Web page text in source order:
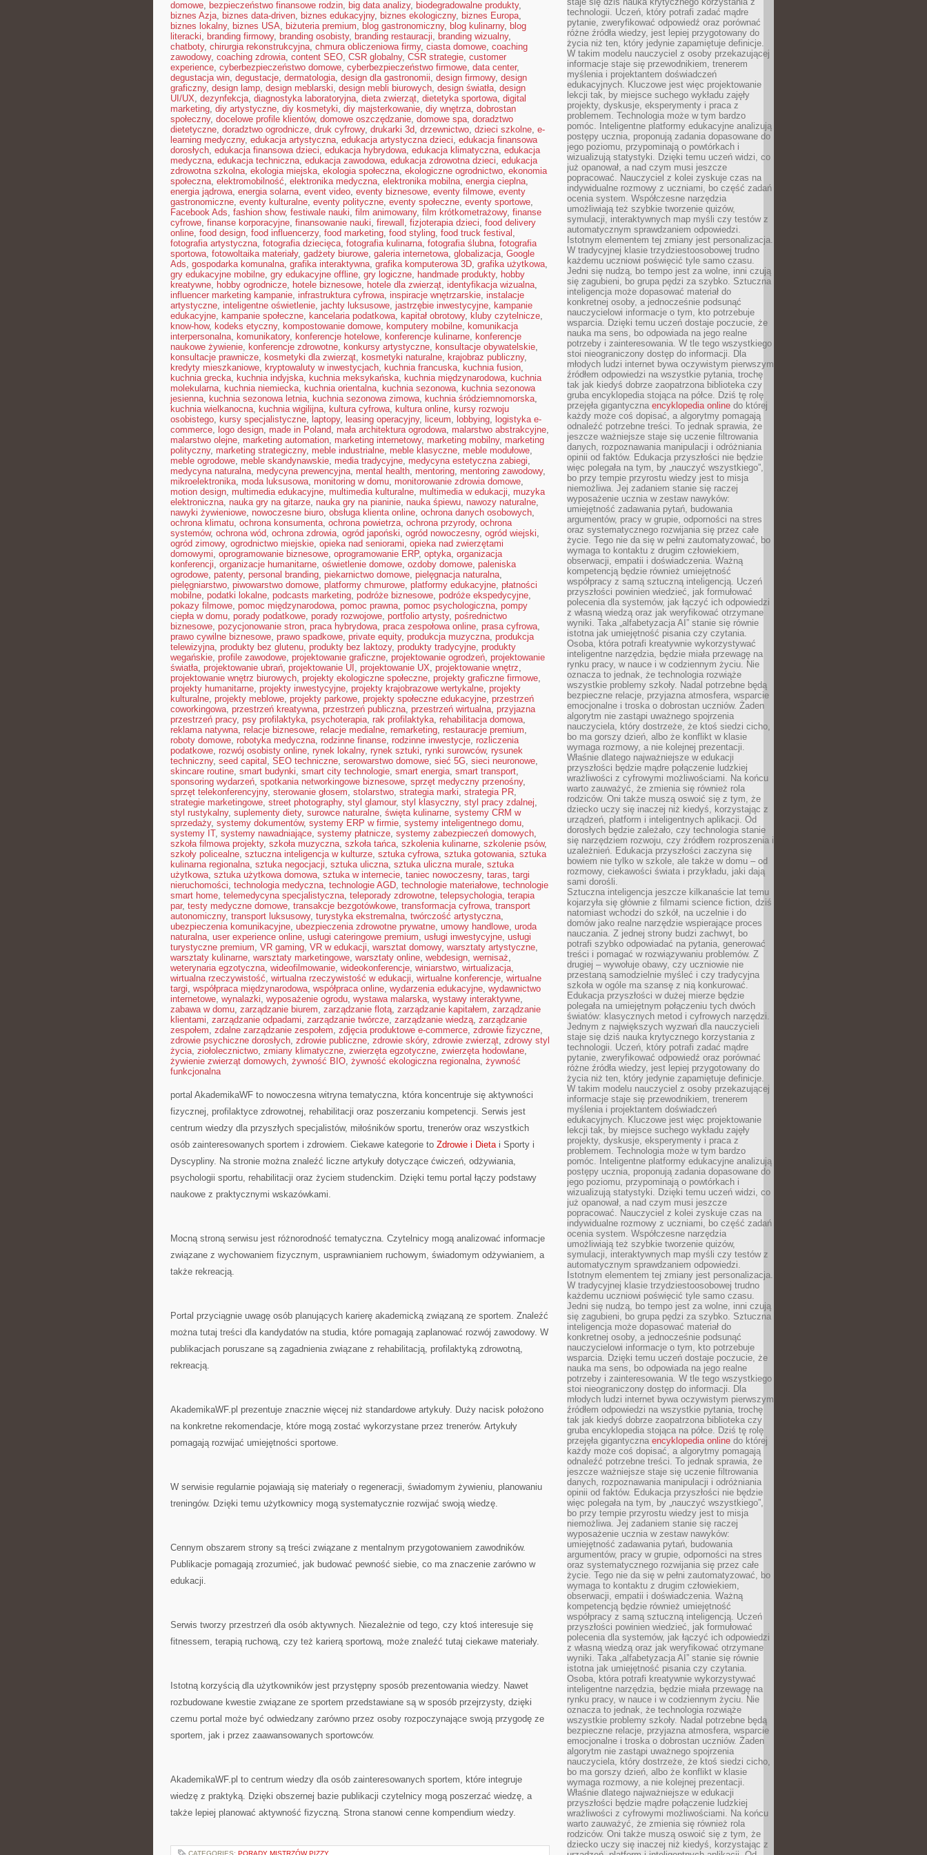
domowe, bezpieczeństwo finansowe rodzin, big data analizy, biodegradowalne produkty,
biznes Azja, biznes data-driven, biznes edukacyjny, biznes ekologiczny, biznes Europa,
biznes lokalny, biznes USA, biżuteria premium, blog gastronomiczny, blog kulinarny, blog
literacki, branding firmowy, branding osobisty, branding restauracji, branding wizualny,
chatboty, chirurgia rekonstrukcyjna, chmura obliczeniowa firmy, ciasta domowe, coaching
zawodowy, coaching zdrowia, content SEO, CSR globalny, CSR strategie, customer
experience, cyberbezpieczeństwo domowe, cyberbezpieczeństwo firmowe, data center,
degustacja win, degustacje, dermatologia, design dla gastronomii, design firmowy, design
graficzny, design lamp, design meblarski, design mebli biurowych, design światła, design
UI/UX, dezynfekcja, diagnostyka laboratoryjna, dieta zwierząt, dietetyka sportowa, digital
marketing, diy artystyczne, diy kosmetyki, diy majsterkowanie, diy wnętrza, dobrostan
społeczny, docelowe profile klientów, domowe oszczędzanie, domowe spa, doradztwo
dietetyczne, doradztwo ogrodnicze, druk cyfrowy, drukarki 3d, drzewnictwo, dzieci szkolne, e-
learning medyczny, edukacja artystyczna, edukacja artystyczna dzieci, edukacja finansowa
dorosłych, edukacja finansowa dzieci, edukacja hybrydowa, edukacja klimatyczna, edukacja
medyczna, edukacja techniczna, edukacja zawodowa, edukacja zdrowotna dzieci, edukacja
zdrowotna szkolna, ekologia miejska, ekologia społeczna, ekologiczne ogrodnictwo, ekonomia
społeczna, elektromobilność, elektronika medyczna, elektronika mobilna, energia cieplna,
energia jądrowa, energia solarna, event video, eventy biznesowe, eventy filmowe, eventy
gastronomiczne, eventy kulturalne, eventy polityczne, eventy społeczne, eventy sportowe,
Facebook Ads, fashion show, festiwale nauki, film animowany, film krótkometrażowy, finanse
cyfrowe, finanse korporacyjne, finansowanie nauki, firewall , fizjoterapia dzieci, food delivery
online, food design, food influencerzy, food marketing, food styling, food truck festival ,
fotografia artystyczna, fotografia dziecięca, fotografia kulinarna, fotografia ślubna, fotografia
sportowa, fotowoltaika materiały, gadżety biurowe, galeria internetowa, globalizacja, Google
Ads, gospodarka komunalna, grafika interaktywna, grafika komputerowa 3D, grafika użytkowa,
gry edukacyjne mobilne, gry edukacyjne offline, gry logiczne, handmade produkty, hobby
kreatywne, hobby ogrodnicze, hotele biznesowe, hotele dla zwierząt, identyfikacja wizualna,
influencer marketing kampanie, infrastruktura cyfrowa, inspiracje wnętrzarskie, instalacje
artystyczne, inteligentne oświetlenie, jachty luksusowe, jastrzębie inwestycyjne, kampanie
edukacyjne, kampanie społeczne, kancelaria podatkowa, kapitał obrotowy, kluby czytelnicze,
know-how, kodeks etyczny, kompostowanie domowe, komputery mobilne, komunikacja
interpersonalna, komunikatory, konferencje hotelowe, konferencje kulinarne, konferencje
naukowe żywienie, konferencje zdrowotne, konkursy artystyczne, konsultacje obywatelskie,
konsultacje prawnicze, kosmetyki dla zwierząt, kosmetyki naturalne, krajobraz publiczny,
kredyty mieszkaniowe, kryptowaluty w inwestycjach, kuchnia francuska, kuchnia fusion,
kuchnia grecka, kuchnia indyjska, kuchnia meksykańska, kuchnia międzynarodowa, kuchnia
molekularna, kuchnia niemiecka, kuchnia orientalna, kuchnia sezonowa, kuchnia sezonowa
jesienna, kuchnia sezonowa letnia, kuchnia sezonowa zimowa, kuchnia śródziemnomorska,
kuchnia wielkanocna, kuchnia wigilijna, kultura cyfrowa, kultura online, kursy rozwoju
osobistego, kursy specjalistyczne, laptopy, leasing operacyjny, liceum, lobbying, logistyka e-
commerce, logo design, made in Poland, mała architektura ogrodowa, malarstwo abstrakcyjne,
malarstwo olejne, marketing automation, marketing internetowy, marketing mobilny, marketing
polityczny, marketing strategiczny, meble industrialne, meble klasyczne, meble modułowe,
meble ogrodowe, meble skandynawskie, media tradycyjne, medycyna estetyczna zabiegi,
medycyna naturalna, medycyna prewencyjna, mental health, mentoring, mentoring zawodowy,
mikroelektronika, moda luksusowa, monitoring w domu, monitorowanie zdrowia domowe,
motion design, multimedia edukacyjne, multimedia kulturalne, multimedia w edukacji, muzyka
elektroniczna, nauka gry na gitarze, nauka gry na pianinie, nauka śpiewu, nawozy naturalne,
nawyki żywieniowe, nowoczesne biuro, obsługa klienta online, ochrona danych osobowych,
ochrona klimatu, ochrona konsumenta, ochrona powietrza, ochrona przyrody, ochrona
systemów, ochrona wód, ochrona zdrowia, ogród japoński, ogród nowoczesny, ogród wiejski,
ogród zimowy, ogrodnictwo miejskie, opieka nad seniorami, opieka nad zwierzętami
domowymi, oprogramowanie biznesowe, oprogramowanie ERP, optyka, organizacja
konferencji, organizacje humanitarne, oświetlenie domowe, ozdoby domowe, paleniska
ogrodowe, patenty, personal branding, piekarnictwo domowe, pielęgnacja naturalna,
pielęgniarstwo, piwowarstwo domowe, platformy chmurowe, platformy edukacyjne, płatności
mobilne, podatki lokalne, podcasts marketing, podróże biznesowe, podróże ekspedycyjne,
pokazy filmowe, pomoc międzynarodowa, pomoc prawna, pomoc psychologiczna, pompy
ciepła w domu, porady podatkowe, porady rozwojowe, portfolio artysty, pośrednictwo
biznesowe, pozycjonowanie stron, praca hybrydowa, praca zespołowa online, prasa cyfrowa,
prawo cywilne biznesowe, prawo spadkowe, private equity, produkcja muzyczna, produkcja
telewizyjna, produkty bez glutenu, produkty bez laktozy, produkty tradycyjne, produkty
wegańskie, profile zawodowe, projektowanie graficzne, projektowanie ogrodzeń, projektowanie
światła, projektowanie ubrań, projektowanie UI , projektowanie UX, projektowanie wnętrz,
projektowanie wnętrz biurowych, projekty ekologiczne społeczne, projekty graficzne firmowe,
projekty humanitarne, projekty inwestycyjne, projekty krajobrazowe wertykalne, projekty
kulturalne, projekty meblowe, projekty parkowe, projekty społeczne edukacyjne, przestrzeń
coworkingowa, przestrzeń kreatywna, przestrzeń publiczna, przestrzeń wirtualna, przyjazna
przestrzeń pracy, psy profilaktyka, psychoterapia, rak profilaktyka, rehabilitacja domowa,
reklama natywna, relacje biznesowe, relacje medialne, remarketing, restauracje premium,
roboty domowe, robotyka medyczna, rodzinne finanse, rodzinne inwestycje, rozliczenia
podatkowe, rozwój osobisty online, rynek lokalny, rynek sztuki, rynki surowców, rysunek
techniczny, seed capital , SEO techniczne, serowarstwo domowe, sieć 5G, sieci neuronowe,
skincare routine, smart budynki, smart city technologie, smart energia, smart transport,
sponsoring wydarzeń, spotkania networkingowe biznesowe, sprzęt medyczny przenośny,
sprzęt telekonferencyjny, sterowanie głosem, stolarstwo, strategia marki, strategia PR,
strategie marketingowe, street photography, styl glamour, styl klasyczny, styl pracy zdalnej,
styl rustykalny, suplementy diety, surowce naturalne, święta kulinarne, systemy CRM w
sprzedaży, systemy dokumentów, systemy ERP w firmie, systemy inteligentnego domu,
systemy IT, systemy nawadniające, systemy płatnicze, systemy zabezpieczeń domowych,
szkoła filmowa projekty, szkoła muzyczna, szkoła tańca, szkolenia kulinarne, szkolenie psów,
szkoły policealne, sztuczna inteligencja w kulturze, sztuka cyfrowa, sztuka gotowania, sztuka
kulinarna regionalna, sztuka negocjacji, sztuka uliczna, sztuka uliczna murale, sztuka
użytkowa, sztuka użytkowa domowa, sztuka w internecie, taniec nowoczesny, taras, targi
nieruchomości, technologia medyczna, technologie AGD, technologie materiałowe, technologie
smart home, telemedycyna specjalistyczna, teleporady zdrowotne, telepsychologia, terapia
par, testy medyczne domowe, transakcje bezgotówkowe, transformacja cyfrowa, transport
autonomiczny, transport luksusowy, turystyka ekstremalna, twórczość artystyczna,
ubezpieczenia komunikacyjne, ubezpieczenia zdrowotne prywatne, umowy handlowe, uroda
naturalna, user experience online, usługi cateringowe premium, usługi inwestycyjne, usługi
turystyczne premium, VR gaming, VR w edukacji, warsztat domowy, warsztaty artystyczne,
warsztaty kulinarne, warsztaty marketingowe, warsztaty online, webdesign, wernisaż,
weterynaria egzotyczna, wideofilmowanie, wideokonferencje, winiarstwo, wirtualizacja,
wirtualna rzeczywistość, wirtualna rzeczywistość w edukacji, wirtualne konferencje, wirtualne
targi, współpraca międzynarodowa, współpraca online, wydarzenia edukacyjne, wydawnictwo
internetowe, wynalazki, wyposażenie ogrodu, wystawa malarska, wystawy interaktywne,
zabawa w domu, zarządzanie biurem, zarządzanie flotą, zarządzanie kapitałem, zarządzanie
klientami, zarządzanie odpadami, zarządzanie twórcze, zarządzanie wiedzą, zarządzanie
zespołem, zdalne zarządzanie zespołem, zdjęcia produktowe e-commerce, zdrowie fizyczne,
zdrowie psychiczne dorosłych, zdrowie publiczne, zdrowie skóry, zdrowie zwierząt, zdrowy styl
życia, ziołolecznictwo, zmiany klimatyczne, zwierzęta egzotyczne, zwierzęta hodowlane,
żywienie zwierząt domowych, żywność BIO, żywność ekologiczna regionalna, żywność
funkcjonalna
portal AkademikaWF to nowoczesna witryna tematyczna, która koncentruje się aktywności
fizycznej, profilaktyce zdrowotnej, rehabilitacji oraz poszerzaniu kompetencji. Serwis jest
centrum wiedzy dla przyszłych specjalistów, miłośników sportu, trenerów oraz wszystkich
osób zainteresowanych sportem i zdrowiem. Ciekawe kategorie to Zdrowie i Dietai Sporty i
Dyscypliny. Na stronie można znaleźć liczne artykuły dotyczące ćwiczeń, odżywiania,
psychologii sportu, rehabilitacji oraz życiem studenckim. Dzięki temu portal łączy podstawy
naukowe z praktycznymi wskazówkami.
Mocną stroną serwisu jest różnorodność tematyczna. Czytelnicy mogą analizować informacje
związane z wychowaniem fizycznym, usprawnianiem ruchowym, świadomym odżywianiem, a
także rekreacją.
Portal przyciągnie uwagę osób planujących karierę akademicką związaną ze sportem. Znaleźć
można tutaj treści dla kandydatów na studia, które pomagają zaplanować rozwój zawodowy. W
publikacjach poruszane są zagadnienia związane z rehabilitacją, profilaktyką zdrowotną,
rekreacją.
AkademikaWF.pl prezentuje znacznie więcej niż standardowe artykuły. Duży nacisk położono
na konkretne rekomendacje, które mogą zostać wykorzystane przez trenerów. Artykuły
pomagają rozwijać umiejętności sportowe.
W serwisie regularnie pojawiają się materiały o regeneracji, świadomym żywieniu, planowaniu
treningów. Dzięki temu użytkownicy mogą systematycznie rozwijać swoją wiedzę.
Cennym obszarem strony są treści związane z mentalnym przygotowaniem zawodników.
Publikacje pomagają zrozumieć, jak budować pewność siebie, co ma znaczenie zarówno w
edukacji.
Serwis tworzy przestrzeń dla osób aktywnych. Niezależnie od tego, czy ktoś interesuje się
fitnessem, terapią ruchową, czy też karierą sportową, może znaleźć tutaj ciekawe materiały.
Istotną korzyścią dla użytkowników jest przystępny sposób prezentowania wiedzy. Nawet
rozbudowane kwestie związane ze sportem przedstawiane są w sposób przejrzysty, dzięki
czemu portal może być odwiedzany zarówno przez osoby rozpoczynające swoją przygodę ze
sportem, jak i przez zaawansowanych sportowców.
AkademikaWF.pl to centrum wiedzy dla osób zainteresowanych sportem, które integruje
wiedzę z praktyką. Dzięki obszernej bazie publikacji czytelnicy mogą poszerzać wiedzę, a
także lepiej planować aktywność fizyczną. Strona stanowi cenne kompendium wiedzy.
CATEGORIES: PORADY MISTRZÓW PIZZY
technologii. Uczeń, który potrafi zadać mądre
pytanie, zweryfikować odpowiedź oraz porównać
różne źródła wiedzy, jest lepiej przygotowany do
życia niż ten, który jedynie zapamiętuje definicje.
W takim modelu nauczyciel z osoby przekazującej
informacje staje się przewodnikiem, trenerem
myślenia i projektantem doświadczeń
edukacyjnych. Kluczowe jest więc projektowanie
lekcji tak, by miejsce suchego wykładu zajęły
projekty, dyskusje, eksperymenty i praca z
problemem. Technologia może w tym bardzo
pomóc. Inteligentne platformy edukacyjne analizują
postępy ucznia, proponują zadania dopasowane do
jego poziomu, przypominają o powtórkach i
wizualizują statystyki. Dzięki temu uczeń widzi, co
już opanował, a nad czym musi jeszcze
popracować. Nauczyciel z kolei zyskuje czas na
indywidualne rozmowy z uczniami, bo część zadań
ocenia system. Współczesne narzędzia
umożliwiają też szybkie tworzenie quizów,
symulacji, interaktywnych map myśli czy testów z
automatycznym sprawdzaniem odpowiedzi.
Istotnym elementem tej zmiany jest personalizacja.
W tradycyjnej klasie trzydziestoosobowej trudno
każdemu uczniowi poświęcić tyle samo czasu.
Jedni się nudzą, bo tempo jest za wolne, inni czują
się zagubieni, bo grupa pędzi za szybko. Sztuczna
inteligencja może dopasować materiał do
konkretnej osoby, a jednocześnie podsunąć
nauczycielowi informacje o tym, kto potrzebuje
wsparcia. Dzięki temu uczeń dostaje poczucie, że
nauka ma sens, bo odpowiada na jego realne
potrzeby i zainteresowania. W tle tego wszystkiego
stoi nieograniczony dostęp do informacji. Dla
młodych ludzi internet bywa oczywistym pierwszym
źródłem odpowiedzi na wszystkie pytania, trochę
tak jak kiedyś dobrze zaopatrzona biblioteka czy
gruba encyklopedia stojąca na półce. Dziś tę rolę
przejęła gigantyczna encyklopedia online do której
każdy może coś dopisać, a algorytmy pomagają
odnaleźć potrzebne treści. To jednak sprawia, że
jeszcze ważniejsze staje się uczenie filtrowania
danych, rozpoznawania manipulacji i odróżniania
opinii od faktów. Edukacja przyszłości nie będzie
więc polegała na tym, by „nauczyć wszystkiego”,
bo przy tempie przyrostu wiedzy jest to misja
niemożliwa. Jej zadaniem stanie się raczej
wyposażenie ucznia w zestaw nawyków:
umiejętność zadawania pytań, budowania
argumentów, pracy w grupie, odporności na stres
oraz systematycznego rozwijania się przez całe
życie. Tego nie da się w pełni zautomatyzować, bo
wymaga to kontaktu z drugim człowiekiem,
obserwacji, empatii i doświadczenia. Ważną
kompetencją będzie również umiejętność
współpracy z samą sztuczną inteligencją. Uczeń
przyszłości powinien wiedzieć, jak formułować
polecenia dla systemów, jak łączyć ich odpowiedzi
z własną wiedzą oraz jak weryfikować otrzymane
wyniki. Taka „alfabetyzacja AI” stanie się równie
istotna jak umiejętność pisania czy czytania.
Osoba, która potrafi kreatywnie wykorzystywać
inteligentne narzędzia, będzie miała przewagę na
rynku pracy, w nauce i w codziennym życiu. Nie
oznacza to jednak, że technologia rozwiąże
wszystkie problemy szkoły. Nadal potrzebne będą
bezpieczne relacje, przyjazna atmosfera, wsparcie
emocjonalne i troska o dobrostan uczniów. Żaden
algorytm nie zastąpi uważnego spojrzenia
nauczyciela, który dostrzeże, że ktoś siedzi cicho,
bo ma gorszy dzień, albo że konflikt w klasie
wymaga rozmowy, a nie kolejnej prezentacji.
Właśnie dlatego najważniejsze w edukacji
przyszłości będzie mądre połączenie ludzkiej
wrażliwości z cyfrowymi możliwościami. Na końcu
warto zauważyć, że zmienia się również rola
rodziców. Oni także muszą oswoić się z tym, że
dziecko uczy się inaczej niż kiedyś, korzystając z
urządzeń, platform i inteligentnych aplikacji. Od
dorosłych będzie zależało, czy technologia stanie
się narzędziem rozwoju, czy źródłem rozproszenia i
uzależnień. Edukacja przyszłości zaczyna się
bowiem nie tylko w szkole, ale także w domu – od
rozmowy, ciekawości świata i przykładu, jaki dają
sami dorośli.
Sztuczna inteligencja jeszcze kilkanaście lat temu
kojarzyła się głównie z filmami science fiction, dziś
natomiast wchodzi do szkół, na uczelnie i do
domów jako realne narzędzie wspierające proces
nauczania. Z jednej strony budzi zachwyt, bo
potrafi szybko odpowiadać na pytania, generować
treści i pomagać w rozwiązywaniu problemów. Z
drugiej – wywołuje obawy, czy uczniowie nie
przestaną samodzielnie myśleć i czy tradycyjna
szkoła w ogóle ma szansę z nią konkurować.
Edukacja przyszłości w dużej mierze będzie
polegała na umiejętnym połączeniu tych dwóch
światów: klasycznych metod i cyfrowych narzędzi.
Jednym z największych wyzwań dla nauczycieli
staje się dziś nauka krytycznego korzystania z
technologii. Uczeń, który potrafi zadać mądre
pytanie, zweryfikować odpowiedź oraz porównać
różne źródła wiedzy, jest lepiej przygotowany do
życia niż ten, który jedynie zapamiętuje definicje.
W takim modelu nauczyciel z osoby przekazującej
informacje staje się przewodnikiem, trenerem
myślenia i projektantem doświadczeń
edukacyjnych. Kluczowe jest więc projektowanie
lekcji tak, by miejsce suchego wykładu zajęły
projekty, dyskusje, eksperymenty i praca z
problemem. Technologia może w tym bardzo
pomóc. Inteligentne platformy edukacyjne analizują
postępy ucznia, proponują zadania dopasowane do
jego poziomu, przypominają o powtórkach i
wizualizują statystyki. Dzięki temu uczeń widzi, co
już opanował, a nad czym musi jeszcze
popracować. Nauczyciel z kolei zyskuje czas na
indywidualne rozmowy z uczniami, bo część zadań
ocenia system. Współczesne narzędzia
umożliwiają też szybkie tworzenie quizów,
symulacji, interaktywnych map myśli czy testów z
automatycznym sprawdzaniem odpowiedzi.
Istotnym elementem tej zmiany jest personalizacja.
W tradycyjnej klasie trzydziestoosobowej trudno
każdemu uczniowi poświęcić tyle samo czasu.
Jedni się nudzą, bo tempo jest za wolne, inni czują
się zagubieni, bo grupa pędzi za szybko. Sztuczna
inteligencja może dopasować materiał do
konkretnej osoby, a jednocześnie podsunąć
nauczycielowi informacje o tym, kto potrzebuje
wsparcia. Dzięki temu uczeń dostaje poczucie, że
nauka ma sens, bo odpowiada na jego realne
potrzeby i zainteresowania. W tle tego wszystkiego
stoi nieograniczony dostęp do informacji. Dla
młodych ludzi internet bywa oczywistym pierwszym
źródłem odpowiedzi na wszystkie pytania, trochę
tak jak kiedyś dobrze zaopatrzona biblioteka czy
gruba encyklopedia stojąca na półce. Dziś tę rolę
przejęła gigantyczna encyklopedia online do której
każdy może coś dopisać, a algorytmy pomagają
odnaleźć potrzebne treści. To jednak sprawia, że
jeszcze ważniejsze staje się uczenie filtrowania
danych, rozpoznawania manipulacji i odróżniania
opinii od faktów. Edukacja przyszłości nie będzie
więc polegała na tym, by „nauczyć wszystkiego”,
bo przy tempie przyrostu wiedzy jest to misja
niemożliwa. Jej zadaniem stanie się raczej
wyposażenie ucznia w zestaw nawyków:
umiejętność zadawania pytań, budowania
argumentów, pracy w grupie, odporności na stres
oraz systematycznego rozwijania się przez całe
życie. Tego nie da się w pełni zautomatyzować, bo
wymaga to kontaktu z drugim człowiekiem,
obserwacji, empatii i doświadczenia. Ważną
kompetencją będzie również umiejętność
współpracy z samą sztuczną inteligencją. Uczeń
przyszłości powinien wiedzieć, jak formułować
polecenia dla systemów, jak łączyć ich odpowiedzi
z własną wiedzą oraz jak weryfikować otrzymane
wyniki. Taka „alfabetyzacja AI” stanie się równie
istotna jak umiejętność pisania czy czytania.
Osoba, która potrafi kreatywnie wykorzystywać
inteligentne narzędzia, będzie miała przewagę na
rynku pracy, w nauce i w codziennym życiu. Nie
oznacza to jednak, że technologia rozwiąże
wszystkie problemy szkoły. Nadal potrzebne będą
bezpieczne relacje, przyjazna atmosfera, wsparcie
emocjonalne i troska o dobrostan uczniów. Żaden
algorytm nie zastąpi uważnego spojrzenia
nauczyciela, który dostrzeże, że ktoś siedzi cicho,
bo ma gorszy dzień, albo że konflikt w klasie
wymaga rozmowy, a nie kolejnej prezentacji.
Właśnie dlatego najważniejsze w edukacji
przyszłości będzie mądre połączenie ludzkiej
wrażliwości z cyfrowymi możliwościami. Na końcu
warto zauważyć, że zmienia się również rola
rodziców. Oni także muszą oswoić się z tym, że
dziecko uczy się inaczej niż kiedyś, korzystając z